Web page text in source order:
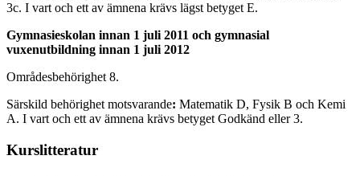
3c. I vart och ett av ämnena krävs lägst betyget E.
Gymnasieskolan innan 1 juli 2011 och gymnasial
vuxenutbildning innan 1 juli 2012
Områdesbehörighet 8.
Särskild behörighet motsvarande: Matematik D, Fysik B och Kemi
A. I vart och ett av ämnena krävs betyget Godkänd eller 3.
Kurslitteratur